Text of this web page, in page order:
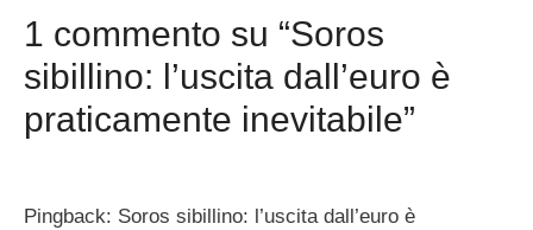
1 commento su “Soros
sibillino: l’uscita dall’euro è
praticamente inevitabile”
Pingback: Soros sibillino: l’uscita dall’euro è